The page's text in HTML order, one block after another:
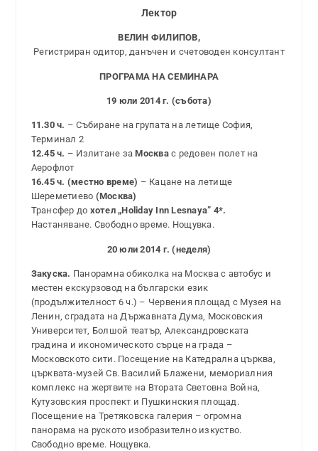
Лектор
ВЕЛИН ФИЛИПОВ,
Регистриран одитор, данъчен и счетоводен консултант
ПРОГРАМА НА СЕМИНАРА
19 юли 2014 г. (събота)
11.30 ч. – Събиране на групата на летище София,
Терминал 2
12.45 ч. – Излитане заМосквас редовен полет на
Аерофлот
16.45 ч. (местно време) – Кацане на летище
Шереметиево (Москва)
Трансфер до хотел „Holiday Inn Lesnaya” 4*.
Настаняване. Свободно време. Нощувка.
20 юли 2014 г. (неделя)
Закуска. Панорамна обиколка на Москва с автобус и
местен екскурзовод на български език
(продължителност 6 ч.) – Червения площад с Музея на
Ленин, сградата на Държавната Дума, Московския
Университет, Болшой театър, Александровската
градина и икономическото сърце на града –
Московското сити. Посещение на Катедрална църква,
църквата-музей Св. Василий Блажени, мемориалния
комплекс на жертвите на Втората Световна Война,
Кутузовския проспект и Пушкинския площад.
Посещение на Третяковска галерия – огромна
панорама на руското изобразително изкуство.
Свободно време. Нощувка.